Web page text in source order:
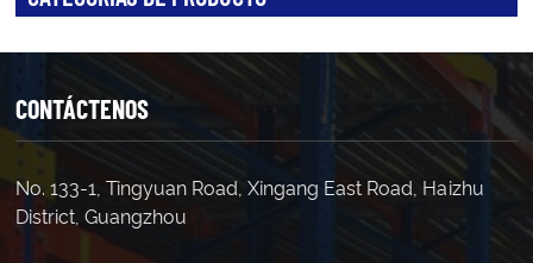
CONTÁCTENOS
No. 133-1, Tingyuan Road, Xingang East Road, Haizhu
District, Guangzhou